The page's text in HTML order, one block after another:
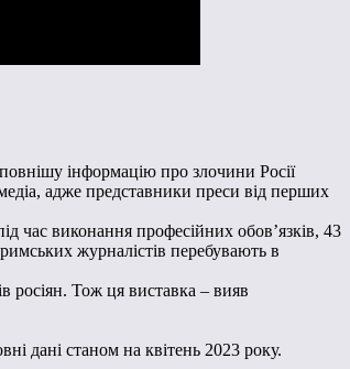
інформацію про злочини Росії
адже представники преси від перших
час виконання професійних обов’язків, 43
журналістів перебувають в
росіян. Тож ця виставка – вияв
дані станом на квітень 2023 року.